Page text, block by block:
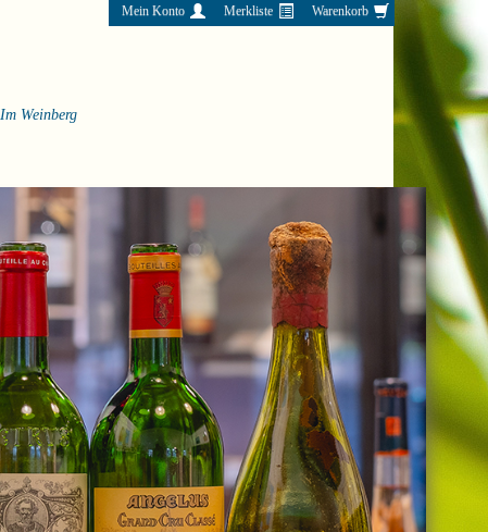
Mein Konto Merkliste Warenkorb
Im Weinberg